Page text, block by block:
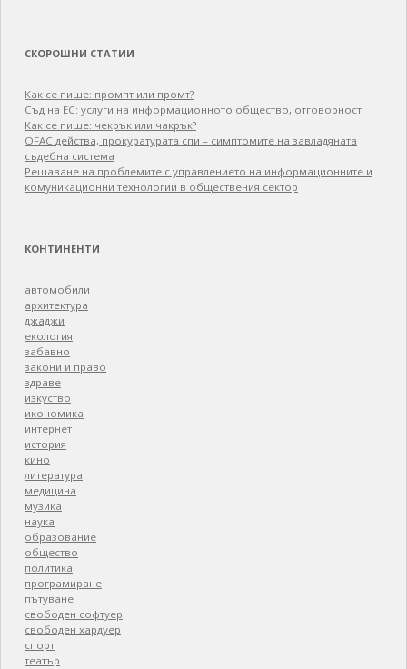
СКОРОШНИ СТАТИИ
Как се пише: промпт или промт?
Съд на ЕС: услуги на информационното общество, отговорност
Как се пише: чекрък или чакрък?
OFAC действа, прокуратурата спи – симптомите на завладяната
съдебна система
Решаване на проблемите с управлението на информационните и
комуникационни технологии в обществения сектор
КОНТИНЕНТИ
автомобили
архитектура
джаджи
екология
забавно
закони и право
здраве
изкуство
икономика
интернет
история
кино
литература
медицина
музика
наука
образование
общество
политика
програмиране
пътуване
свободен софтуер
свободен хардуер
спорт
театър